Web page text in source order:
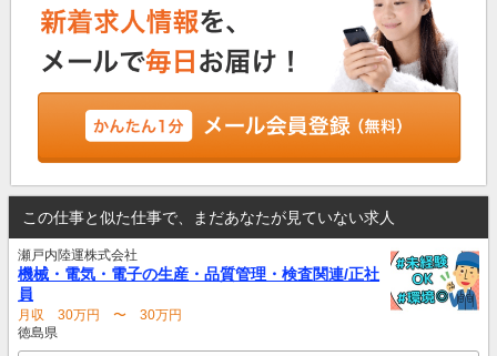
この仕事と似た仕事で、まだあなたが見ていない求人
瀬戸内陸運株式会社
機械・電気・電子の生産・品質管理・検査関連/正社
員
月収 30万円 〜 30万円
徳島県